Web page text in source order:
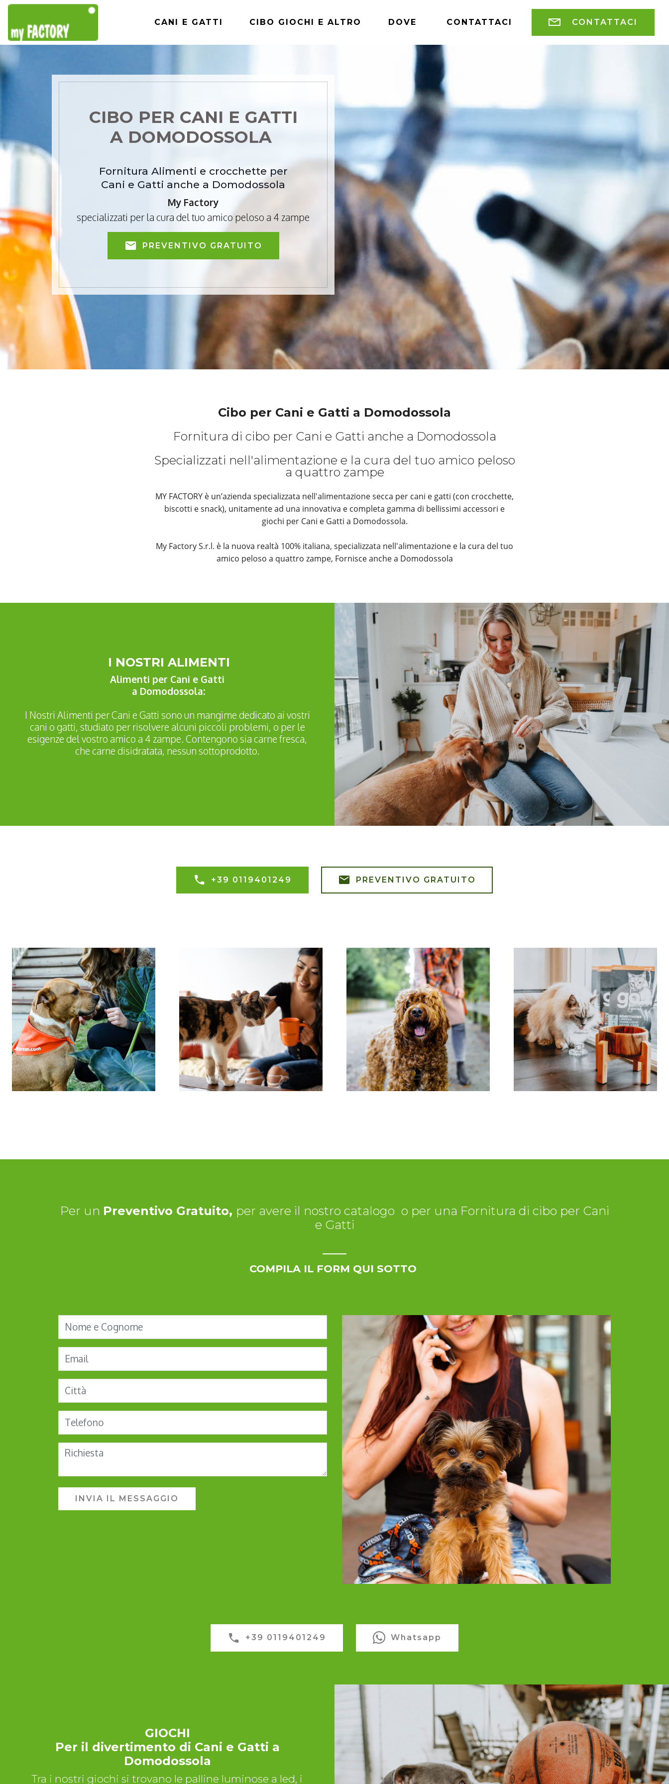
CANI E GATTI CIBO GIOCHI E ALTRO DOVE CONTATTACI CONTATTACI
CIBO PER CANI E GATTI
A DOMODOSSOLA
Fornitura Alimenti e crocchette per
Cani e Gatti anche a Domodossola
My Factory
specializzati per la cura del tuo amico peloso a 4 zampe
PREVENTIVO GRATUITO
Cibo per Cani e Gatti a Domodossola
Fornitura di cibo per Cani e Gatti anche a Domodossola
Specializzati nell'alimentazione e la cura del tuo amico peloso
a quattro zampe
MY FACTORY è un’azienda specializzata nell'alimentazione secca per cani e gatti (con crocchette,
biscotti e snack), unitamente ad una innovativa e completa gamma di bellissimi accessori e
giochi per Cani e Gatti a Domodossola.
My Factory S.r.l. è la nuova realtà 100% italiana, specializzata nell'alimentazione e la cura del tuo
amico peloso a quattro zampe, Fornisce anche a Domodossola
I NOSTRI ALIMENTI
Alimenti per Cani e Gatti
a Domodossola:
I Nostri Alimenti per Cani e Gatti sono un mangime dedicato ai vostri
cani o gatti, studiato per risolvere alcuni piccoli problemi, o per le
esigenze del vostro amico a 4 zampe. Contengono sia carne fresca,
che carne disidratata, nessun sottoprodotto.
+39 0119401249 PREVENTIVO GRATUITO
Per un Preventivo Gratuito, per avere il nostro catalogo o per una Fornitura di cibo per Cani
e Gatti
COMPILA IL FORM QUI SOTTO
INVIA IL MESSAGGIO
+39 0119401249 Whatsapp
GIOCHI
Per il divertimento di Cani e Gatti a
Domodossola
Tra i nostri giochi si trovano le palline luminose a led, i